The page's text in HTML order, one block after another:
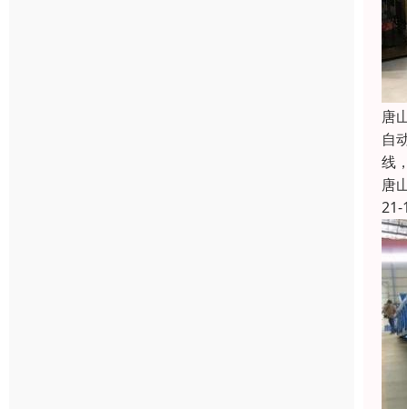
唐
自
线
唐
21-